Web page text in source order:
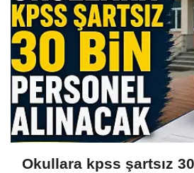
Okullara kpss şartsız